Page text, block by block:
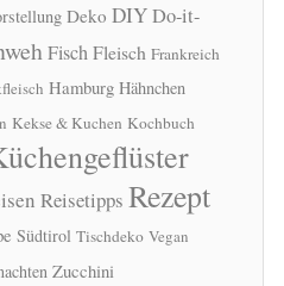
Deko DIYDo-it-
FischFleisch Frankreich
Hamburg Hähnchen
Kekse & Kuchen Kochbuch
Reisetipps Rezept
Südtirol Tischdeko Vegan
Zucchini